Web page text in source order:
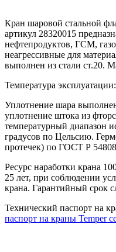
Кран шаровой стальной
артикул 28320015
нефтепродуктов, ГСМ,
неагрессивные для
выполнен из стали ст.20.
Температура
Уплотнение шара
уплотнение штока из
температурный диапазон
градусов по Цельсию.
протечек) по ГОСТ Р
Ресурс наработки крана
25 лет, при соблюдении
крана. Гарантийный срок
Технический паспорт на
паспорт на краны Temper